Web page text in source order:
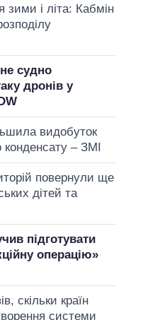
зими і літа: Кабмін
судно
дронів у
видобуток
конденсату – ЗМІ
повернули ще
дітей та
підготувати
операцію»
скільки країн
системи